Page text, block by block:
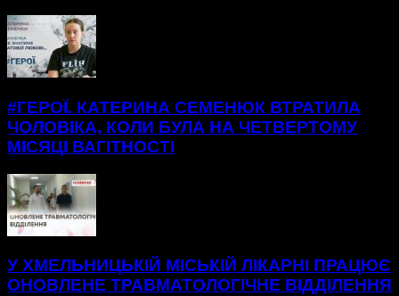
#ГЕРОЇ. КАТЕРИНА СЕМЕНЮК ВТРАТИЛА
ЧОЛОВІКА, КОЛИ БУЛА НА ЧЕТВЕРТОМУ
МІСЯЦІ ВАГІТНОСТІ
У ХМЕЛЬНИЦЬКІЙ МІСЬКІЙ ЛІКАРНІ ПРАЦЮЄ
ОНОВЛЕНЕ ТРАВМАТОЛОГІЧНЕ ВІДДІЛЕННЯ